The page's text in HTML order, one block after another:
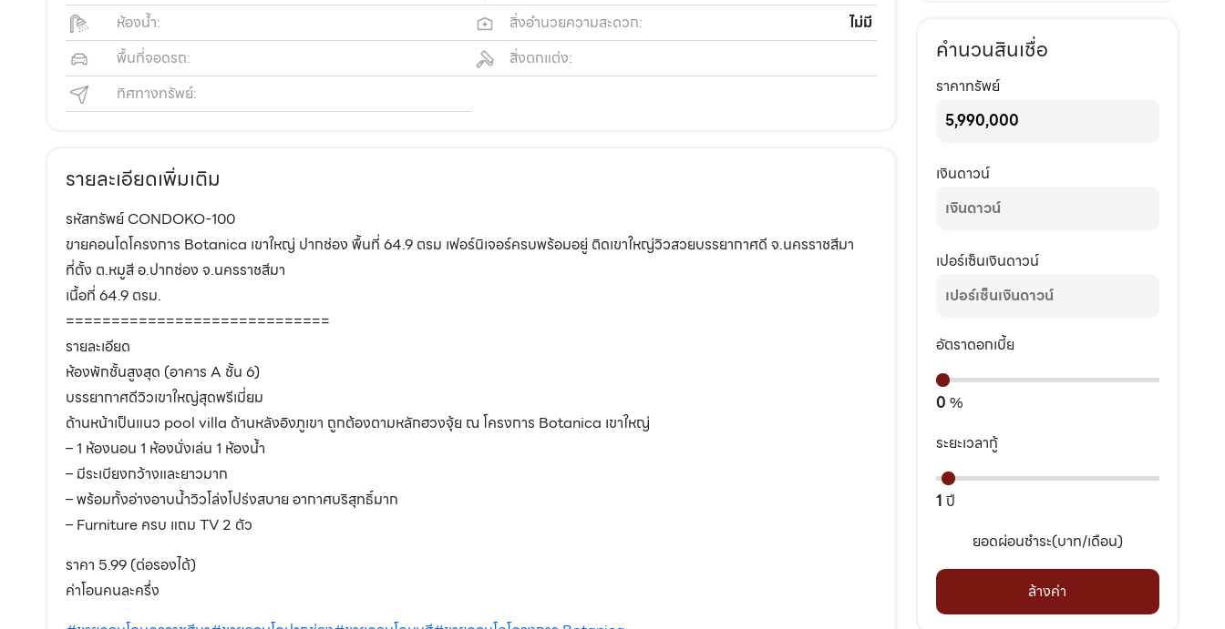
ห้องน้ำ:
พื้นที่จอดรถ:
ทิศทางทรัพย์:
สิ่งอำนวยความสะดวก:
ไม่มี
สิ่งตกแต่ง:
รายละเอียดเพิ่มเติม
รหัสทรัพย์ CONDOKO-100
ขายคอนโดโครงการ Botanica เขาใหญ่ ปากช่อง พื้นที่ 64.9 ตรม เฟอร์นิเจอร์ครบพร้อมอยู่ ติดเขาใหญ่วิวสวยบรรยากาศดี จ.นครราชสีมา
ที่ตั้ง ต.หมูสี อ.ปากช่อง จ.นครราชสีมา
เนื้อที่ 64.9 ตรม.
=============================
รายละเอียด
ห้องพักชั้นสูงสุด (อาคาร A ชั้น 6)
บรรยากาศดีวิวเขาใหญ่สุดพรีเมี่ยม
ด้านหน้าเป็นแนว pool villa ด้านหลังอิงภูเขา ถูกต้องตามหลักฮวงจุ้ย ณ โครงการ Botanica เขาใหญ่
– 1 ห้องนอน 1 ห้องนั่งเล่น 1 ห้องน้ำ
– มีระเบียงกว้างและยาวมาก
– พร้อมทั้งอ่างอาบน้ำวิวโล่งโปร่งสบาย อากาศบริสุทธิ์มาก
– Furniture ครบ แถม TV 2 ตัว
ราคา 5.99 (ต่อรองได้)
ค่าโอนคนละครึ่ง
คำนวนสินเชื่อ
ราคาทรัพย์
เงินดาวน์
เปอร์เซ็นเงินดาวน์
อัตราดอกเบี้ย
0 %
ระยะเวลากู้
1 ปี
ยอดผ่อนชำระ(บาท/เดือน)
ล้างค่า